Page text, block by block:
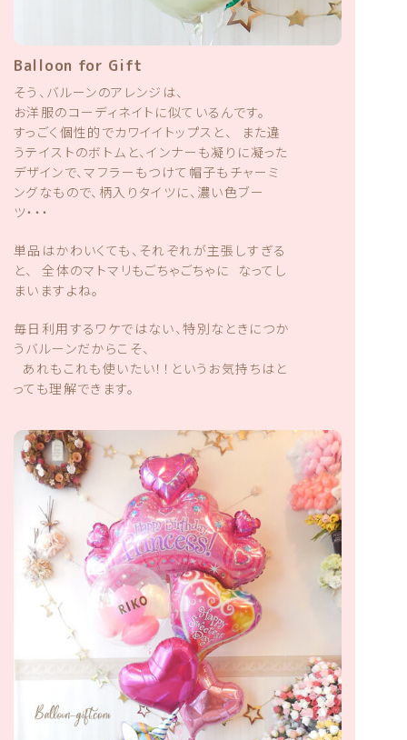
Balloon for Gift
そう、バルーンのアレンジは、
お洋服のコーディネイトに似ているんです。
すっごく個性的でカワイイトップスと、 また違
うテイストのボトムと、インナーも凝りに凝った
デザインで、マフラーもつけて帽子もチャーミ
ングなもので、柄入りタイツに、濃い色ブー
ツ・・・
単品はかわいくても、それぞれが主張しすぎる
と、 全体のマトマリもごちゃごちゃに なってし
まいますよね。
毎日利用するワケではない、特別なときにつか
うバルーンだからこそ、
あれもこれも使いたい！！というお気持ちは と
っても理解できます。